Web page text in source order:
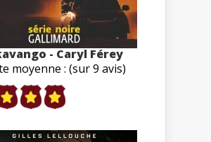
- Caryl Férey
moyenne : (sur 9 avis)